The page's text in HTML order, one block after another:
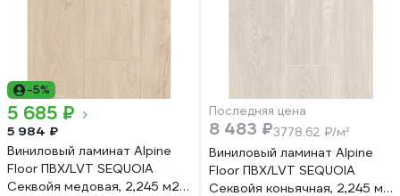
-5%
5 685 ₽
5 984 ₽
Виниловый ламинат Alpine
Floor ПВХ/LVT SEQUOIA
Секвойя медовая, 2,245 м2
Последняя цена
8 483 ₽3778.62 ₽/м²
Виниловый ламинат Alpine
Floor ПВХ/LVT SEQUOIA
Секвойя коньячная, 2,245 м2